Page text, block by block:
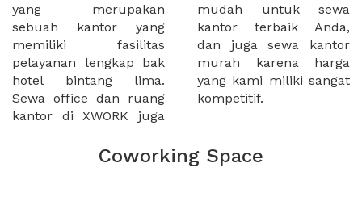
yang merupakan
sebuah kantor yang
memiliki fasilitas
pelayanan lengkap bak
hotel bintang lima.
Sewa office dan ruang
kantor di XWORK juga
mudah untuk sewa
kantor terbaik Anda,
dan juga sewa kantor
murah karena harga
yang kami miliki sangat
kompetitif.
Coworking Space